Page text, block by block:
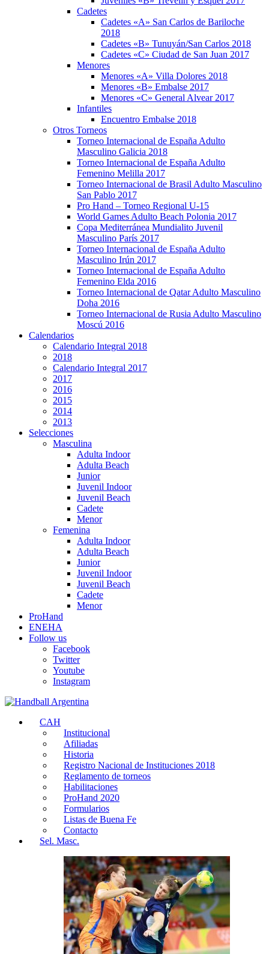
Cadetes
Cadetes «A» San Carlos de Bariloche
2018
Cadetes «B» Tunuyán/San Carlos 2018
Cadetes «C» Ciudad de San Juan 2017
Menores
Menores «A» Villa Dolores 2018
Menores «B» Embalse 2017
Menores «C» General Alvear 2017
Infantiles
Encuentro Embalse 2018
Otros Torneos
Torneo Internacional de España Adulto
Masculino Galicia 2018
Torneo Internacional de España Adulto
Femenino Melilla 2017
Torneo Internacional de Brasil Adulto Masculino
San Pablo 2017
Pro Hand – Torneo Regional U-15
World Games Adulto Beach Polonia 2017
Copa Mediterránea Mundialito Juvenil
Masculino París 2017
Torneo Internacional de España Adulto
Masculino Irún 2017
Torneo Internacional de España Adulto
Femenino Elda 2016
Torneo Internacional de Qatar Adulto Masculino
Doha 2016
Torneo Internacional de Rusia Adulto Masculino
Moscú 2016
Calendarios
Calendario Integral 2018
2018
Calendario Integral 2017
2017
2016
2015
2014
2013
Selecciones
Masculina
Adulta Indoor
Adulta Beach
Junior
Juvenil Indoor
Juvenil Beach
Cadete
Menor
Femenina
Adulta Indoor
Adulta Beach
Junior
Juvenil Indoor
Juvenil Beach
Cadete
Menor
ProHand
ENEHA
Follow us
Facebook
Twitter
Youtube
Instagram
CAH
Institucional
Afiliadas
Historia
Registro Nacional de Instituciones 2018
Reglamento de torneos
Habilitaciones
ProHand 2020
Formularios
Listas de Buena Fe
Contacto
Sel. Masc.